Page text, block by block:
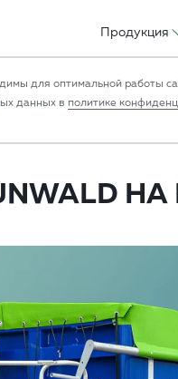
Продукция
для оптимальной работы
данных в политике